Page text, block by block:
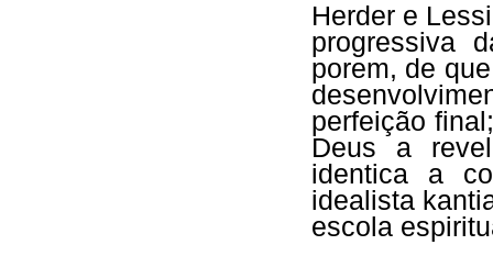
Herder e
progressiva
porem, de
perfeição
Deus a
identica a
idealista
escola